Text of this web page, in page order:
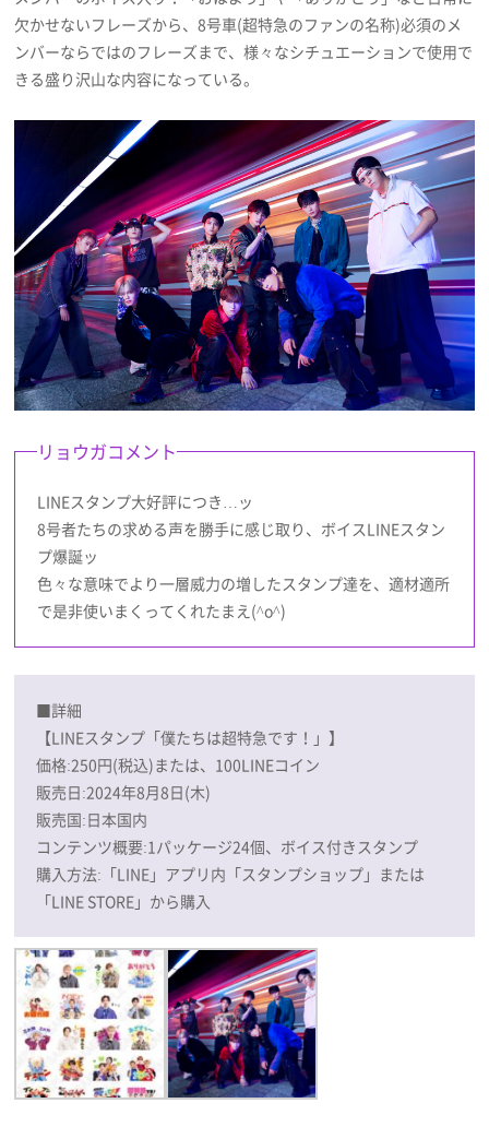
欠かせないフレーズから、8号車(超特急のファンの名称)必須のメ
ンバーならではのフレーズまで、様々なシチュエーションで使用で
きる盛り沢山な内容になっている。
リョウガコメント
LINEスタンプ大好評につき…ッ
8号者たちの求める声を勝手に感じ取り、ボイスLINEスタン
プ爆誕ッ
色々な意味でより一層威力の増したスタンプ達を、適材適所
で是非使いまくってくれたまえ(^o^)
■詳細
【LINEスタンプ「僕たちは超特急です！」】
価格:250円(税込)または、100LINEコイン
販売日:2024年8月8日(木)
販売国:日本国内
コンテンツ概要:1パッケージ24個、ボイス付きスタンプ
購入方法:「LINE」アプリ内「スタンプショップ」または
「LINE STORE」から購入